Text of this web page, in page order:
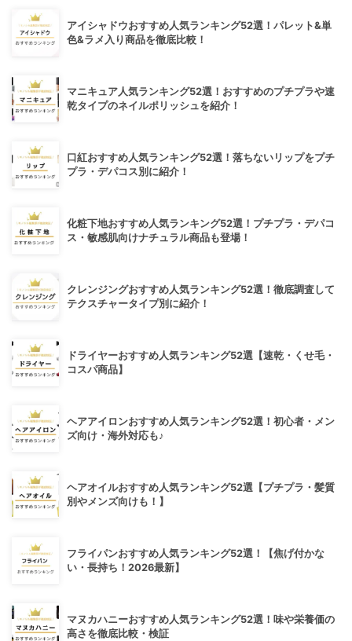
アイシャドウおすすめ人気ランキング52選！パレット&単
色&ラメ入り商品を徹底比較！
マニキュア人気ランキング52選！おすすめのプチプラや速
乾タイプのネイルポリッシュを紹介！
口紅おすすめ人気ランキング52選！落ちないリップをプチ
プラ・デパコス別に紹介！
化粧下地おすすめ人気ランキング52選！プチプラ・デパコ
ス・敏感肌向けナチュラル商品も登場！
クレンジングおすすめ人気ランキング52選！徹底調査して
テクスチャータイプ別に紹介！
ドライヤーおすすめ人気ランキング52選【速乾・くせ毛・
コスパ商品】
ヘアアイロンおすすめ人気ランキング52選！初心者・メン
ズ向け・海外対応も♪
ヘアオイルおすすめ人気ランキング52選【プチプラ・髪質
別やメンズ向けも！】
フライパンおすすめ人気ランキング52選！【焦げ付かな
い・長持ち！2026最新】
マヌカハニーおすすめ人気ランキング52選！味や栄養価の
高さを徹底比較・検証